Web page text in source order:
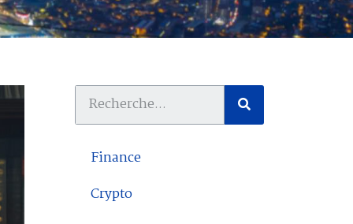
Finance
Crypto